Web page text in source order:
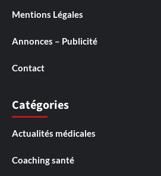
Mentions Légales
Annonces – Publicité
Contact
Catégories
Actualités médicales
Coaching santé